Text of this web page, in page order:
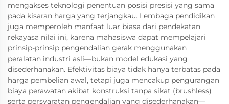
mengakses teknologi penentuan posisi presisi yang sama
pada kisaran harga yang terjangkau. Lembaga pendidikan
juga memperoleh manfaat luar biasa dari pendekatan
rekayasa nilai ini, karena mahasiswa dapat mempelajari
prinsip-prinsip pengendalian gerak menggunakan
peralatan industri asli—bukan model edukasi yang
disederhanakan. Efektivitas biaya tidak hanya terbatas pada
harga pembelian awal, tetapi juga mencakup pengurangan
biaya perawatan akibat konstruksi tanpa sikat (brushless)
serta persyaratan pengendalian yang disederhanakan—